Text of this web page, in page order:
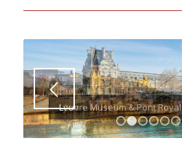
Louvre Museum & Pont Royal